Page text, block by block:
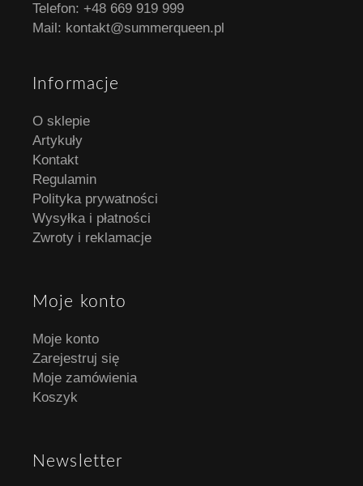
Telefon:+48 669 919 999
Mail: kontakt@summerqueen.pl
Informacje
O sklepie
Artykuły
Kontakt
Regulamin
Polityka prywatności
Wysyłka i płatności
Zwroty i reklamacje
Moje konto
Moje konto
Zarejestruj się
Moje zamówienia
Koszyk
Newsletter